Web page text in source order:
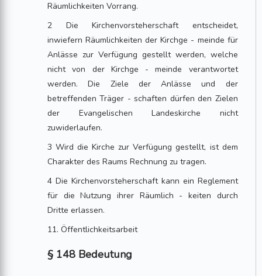
Räumlichkeiten Vorrang.
2 Die Kirchenvorsteherschaft entscheidet,
inwiefern Räumlichkeiten der Kirchge - meinde für
Anlässe zur Verfügung gestellt werden, welche
nicht von der Kirchge - meinde verantwortet
werden. Die Ziele der Anlässe und der
betreffenden Träger - schaften dürfen den Zielen
der Evangelischen Landeskirche nicht
zuwiderlaufen.
3 Wird die Kirche zur Verfügung gestellt, ist dem
Charakter des Raums Rechnung zu tragen.
4 Die Kirchenvorsteherschaft kann ein Reglement
für die Nutzung ihrer Räumlich - keiten durch
Dritte erlassen.
11. Öffentlichkeitsarbeit
§ 148 Bedeutung